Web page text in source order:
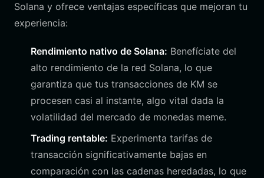
Solana y ofrece ventajas específicas que mejoran tu
experiencia:
Rendimiento nativo de Solana: Benefíciate del
alto rendimiento de la red Solana, lo que
garantiza que tus transacciones de KM se
procesen casi al instante, algo vital dada la
volatilidad del mercado de monedas meme.
Trading rentable: Experimenta tarifas de
transacción significativamente bajas en
comparación con las cadenas heredadas, lo que